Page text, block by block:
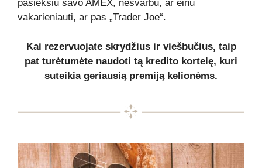
pasieksiu savo AMEX, nesvarbu, ar einu
vakarieniauti, ar pas „Trader Joe“.
Kai rezervuojate skrydžius ir viešbučius, taip
pat turėtumėte naudoti tą kredito kortelę, kuri
suteikia geriausią premiją kelionėms.